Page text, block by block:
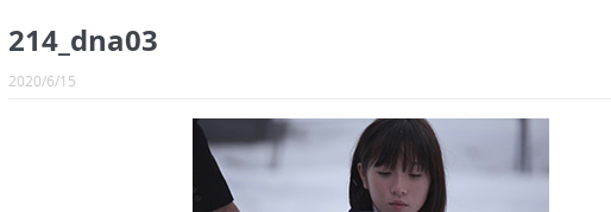
290号
289号
288号
214_dna03
2020/6/15